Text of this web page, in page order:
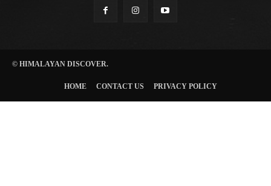
© HIMALAYAN DISCOVER.
HOME CONTACT US PRIVACY POLICY